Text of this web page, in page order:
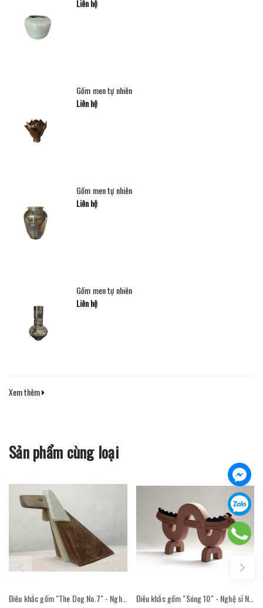
Liên hệ
Gốm men tự nhiên
Liên hệ
Gốm men tự nhiên
Liên hệ
Gốm men tự nhiên
Liên hệ
Xem thêm
Sản phẩm cùng loại
Điêu khắc gốm "The Dog No.7" - Nghệ sĩ Nguyễn Viết Thắng